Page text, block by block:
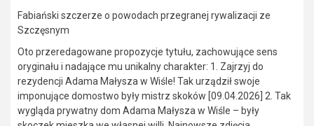
Fabiański szczerze o powodach przegranej rywalizacji ze
Szczęsnym
Oto przeredagowane propozycje tytułu, zachowujące sens
oryginału i nadające mu unikalny charakter: 1. Zajrzyj do
rezydencji Adama Małysza w Wiśle! Tak urządził swoje
imponujące domostwo były mistrz skoków [09.04.2026] 2. Tak
wygląda prywatny dom Adama Małysza w Wiśle – były